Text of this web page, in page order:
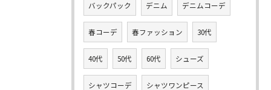
バックパック デニム デニムコーデ
春コーデ 春ファッション 30代
40代 50代 60代 シューズ
シャツコーデ シャツワンピース